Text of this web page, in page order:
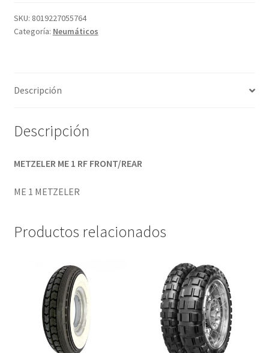
SKU: 8019227055764
Categoría: Neumáticos
Descripción
Descripción
METZELER ME 1 RF FRONT/REAR
ME 1 METZELER
Productos relacionados